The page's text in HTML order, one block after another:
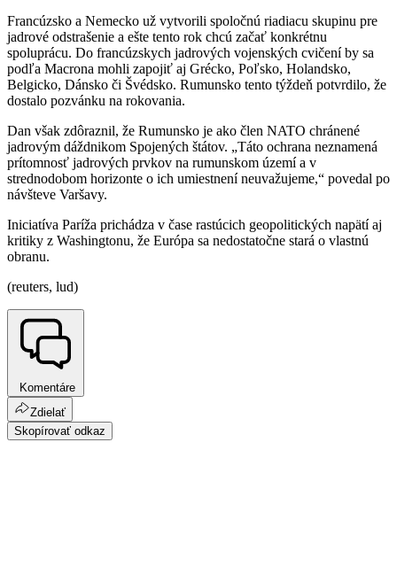
Francúzsko a Nemecko už vytvorili spoločnú riadiacu skupinu pre
jadrové odstrašenie a ešte tento rok chcú začať konkrétnu
spoluprácu. Do francúzskych jadrových vojenských cvičení by sa
podľa Macrona mohli zapojiť aj Grécko, Poľsko, Holandsko,
Belgicko, Dánsko či Švédsko. Rumunsko tento týždeň potvrdilo, že
dostalo pozvánku na rokovania.
Dan však zdôraznil, že Rumunsko je ako člen NATO chránené
jadrovým dáždnikom Spojených štátov. „Táto ochrana neznamená
prítomnosť jadrových prvkov na rumunskom území a v
strednodobom horizonte o ich umiestnení neuvažujeme,“ povedal po
návšteve Varšavy.
Iniciatíva Paríža prichádza v čase rastúcich geopolitických napätí aj
kritiky z Washingtonu, že Európa sa nedostatočne stará o vlastnú
obranu.
(reuters, lud)
Komentáre
Zdielať
Skopírovať odkaz